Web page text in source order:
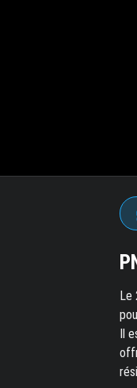
Le
Il